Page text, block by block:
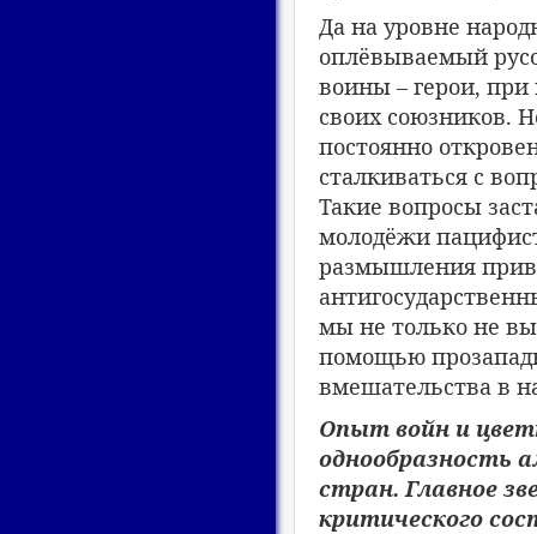
Да на уровне
оплёвываемый
воины – герои,
своих союзников.
постоянно
сталкиваться с
Такие вопросы
молодёжи
размышления
мы не только не
помощью
вмешательства в
Опыт войн и
однообразность
стран. Главное
критического